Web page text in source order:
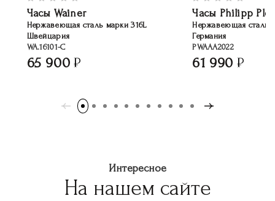
Часы Wainer
Нержавеющая сталь марки 316L
Швейцария
WA.16101-C
65 900
Часы Philipp
Нержавеющая сталь
Германия
PWAAA2022
61 990
Интересное
На нашем сайте